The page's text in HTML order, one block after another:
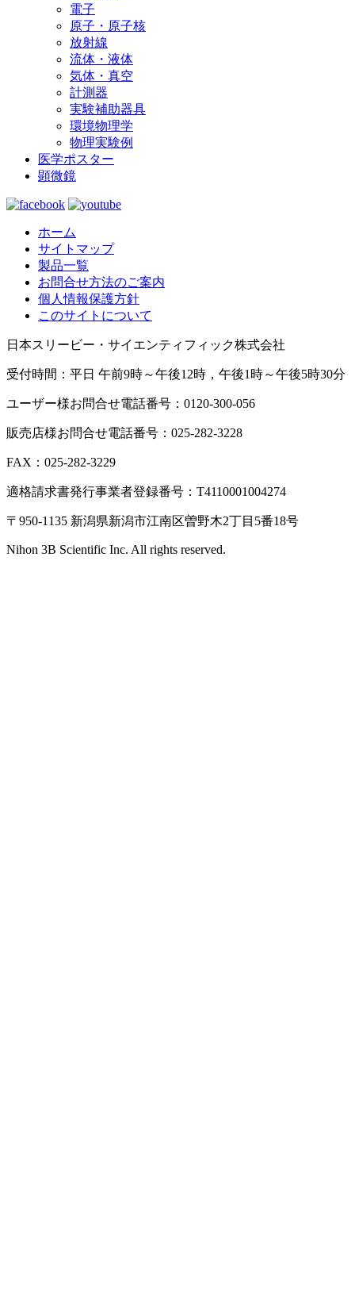
電子
原子・原子核
放射線
流体・液体
気体・真空
計測器
実験補助器具
環境物理学
物理実験例
医学ポスター
顕微鏡
ホーム
サイトマップ
製品一覧
お問合せ方法のご案内
個人情報保護方針
このサイトについて
日本スリービー・サイエンティフィック株式会社
受付時間：平日 午前9時～午後12時，午後1時～午後5時30分
ユーザー様お問合せ電話番号：0120-300-056
販売店様お問合せ電話番号：025-282-3228
FAX：025-282-3229
適格請求書発行事業者登録番号：T4110001004274
〒950-1135 新潟県新潟市江南区曽野木2丁目5番18号
Nihon 3B Scientific Inc. All rights reserved.